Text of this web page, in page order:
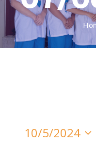
10/5/2024